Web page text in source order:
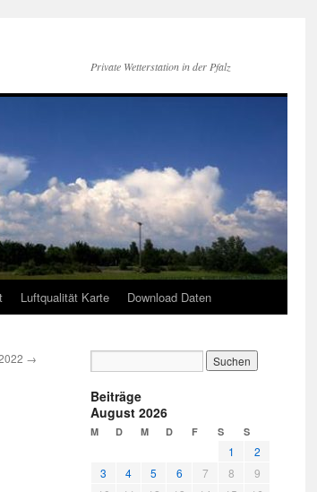
Private Wetterstation in der Pfalz
Luftqualität Karte Download Daten
→
Beiträge
August 2026
M D M D F S S
1
2
3
4 5 6 7 8
9